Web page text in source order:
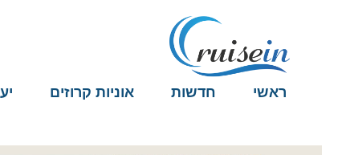
ראשי חדשות אוניות קרוזים יעדים